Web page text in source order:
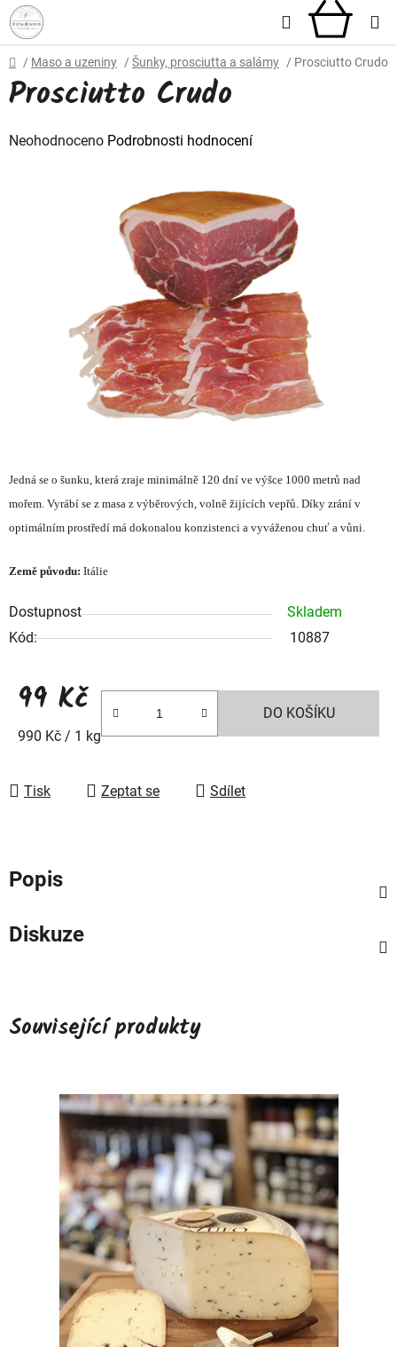
Přejít
na
obsah
Hledat
Domů
/ Maso a uzeniny / Šunky, prosciutta a salámy / Prosciutto Crudo
Jedná se o šunku, která zraje minimálně 120 dní ve výšce 1000 metrů nad
mořem. Vyrábí se z masa z výběrových, volně žijících vepřů. Díky zrání v
optimálním prostředí má dokonalou konzistenci a vyváženou chuť a vůni.
Země původu: Itálie
Dostupnost
Skladem
Kód:
10887
99 Kč
Měrná cena:
990 Kč / 1 kg
DO KOŠÍKU
Tisk Zeptat se Sdílet
Prosciutto Crudo
Průměrné
Neohodnoceno Podrobnosti hodnocení
Popis
Diskuze
Související produkty